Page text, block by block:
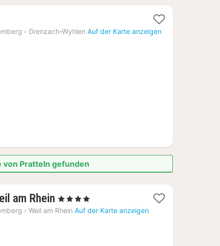
› Grenzach-Wyhlen Auf der Karte anzeigen
von Pratteln gefunden
am Rhein 1
Nacht
, 4 Sterne
› Weil am Rhein Auf der Karte anzeigen